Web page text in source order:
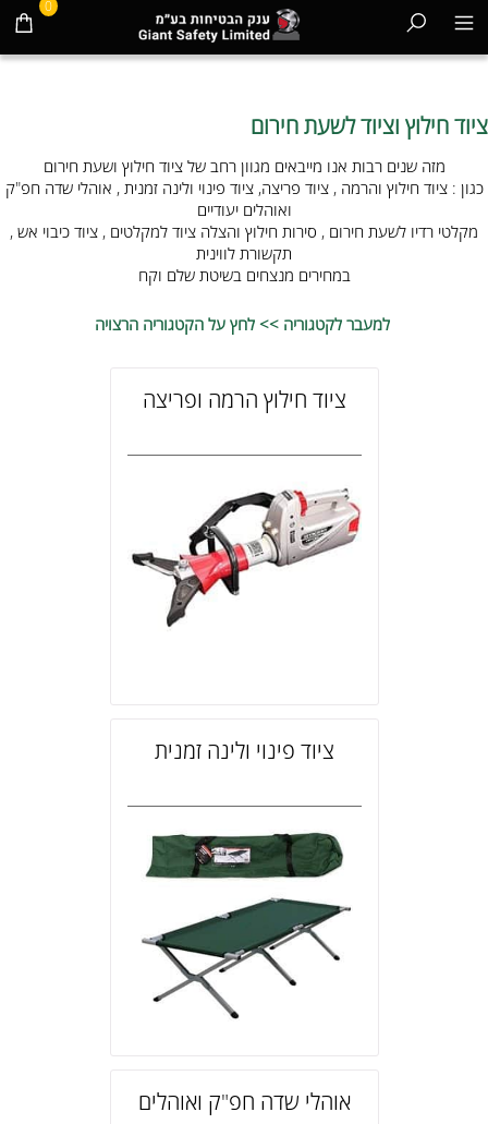
0
ציוד חילוץ וציוד לשעת חירום
מזה שנים רבות אנו מייבאים מגוון רחב של ציוד חילוץ ושעת חירום
כגון : ציוד חילוץ והרמה , ציוד פריצה, ציוד פינוי ולינה זמנית , אוהלי שדה חפ"ק
ואוהלים יעודיים
מקלטי רדיו לשעת חירום , סירות חילוץ והצלה ציוד למקלטים , ציוד כיבוי אש ,
תקשורת לווינית
במחירים מנצחים בשיטת שלם וקח
למעבר לקטגוריה >> לחץ על הקטגוריה הרצויה
ציוד חילוץ הרמה ופריצה
ציוד פינוי ולינה זמנית
אוהלי שדה חפ"ק ואוהלים